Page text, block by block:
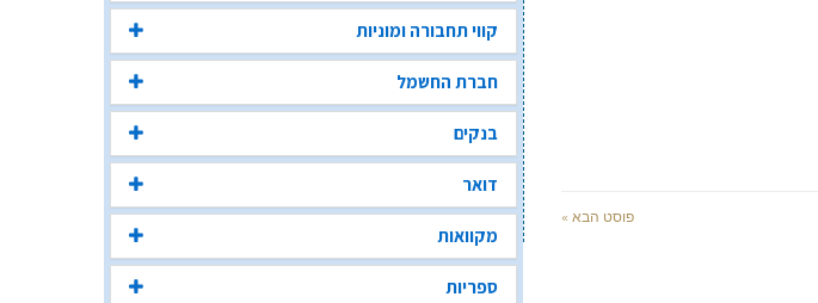
פוסט הבא »
קווי תחבורה ומוניות
חברת החשמל
בנקים
דואר
מקוואות
ספריות